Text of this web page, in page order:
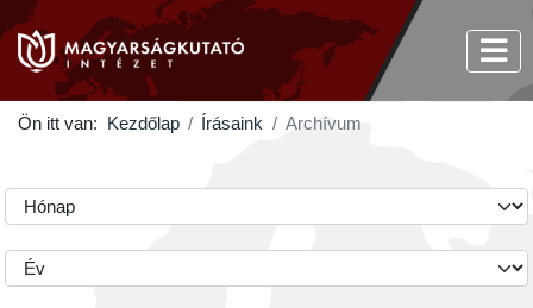
Ön itt van: Kezdőlap Írásaink Archívum